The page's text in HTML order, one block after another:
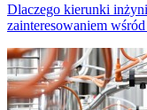
Dlaczego kierunki
zainteresowaniem